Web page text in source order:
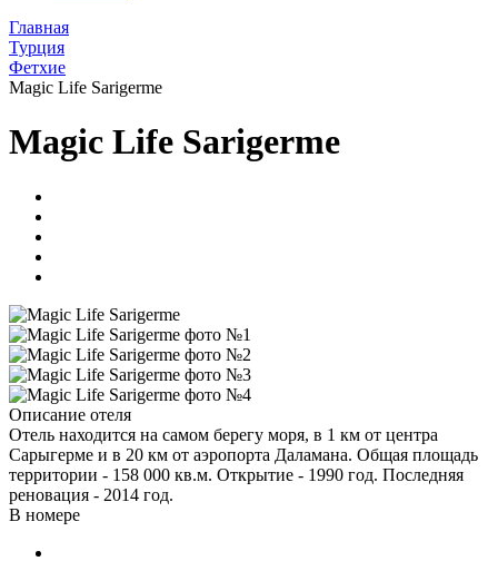
Главная
Турция
Фетхие
Magic Life Sarigerme
Magic Life Sarigerme
Описание отеля
​Отель находится на самом берегу моря, в 1 км от центра
Сарыгерме и в 20 км от аэропорта Даламана. Общая площадь
территории - 158 000 кв.м. Открытие - 1990 год. Последняя
реновация - 2014 год.
В номере